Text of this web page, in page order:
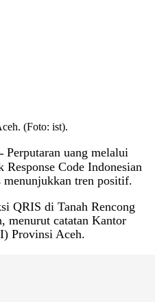
(Foto: ist).
Perputaran uang melalui
Response Code Indonesian
menunjukkan tren positif.
QRIS di Tanah Rencong
menurut catatan Kantor
Provinsi Aceh.